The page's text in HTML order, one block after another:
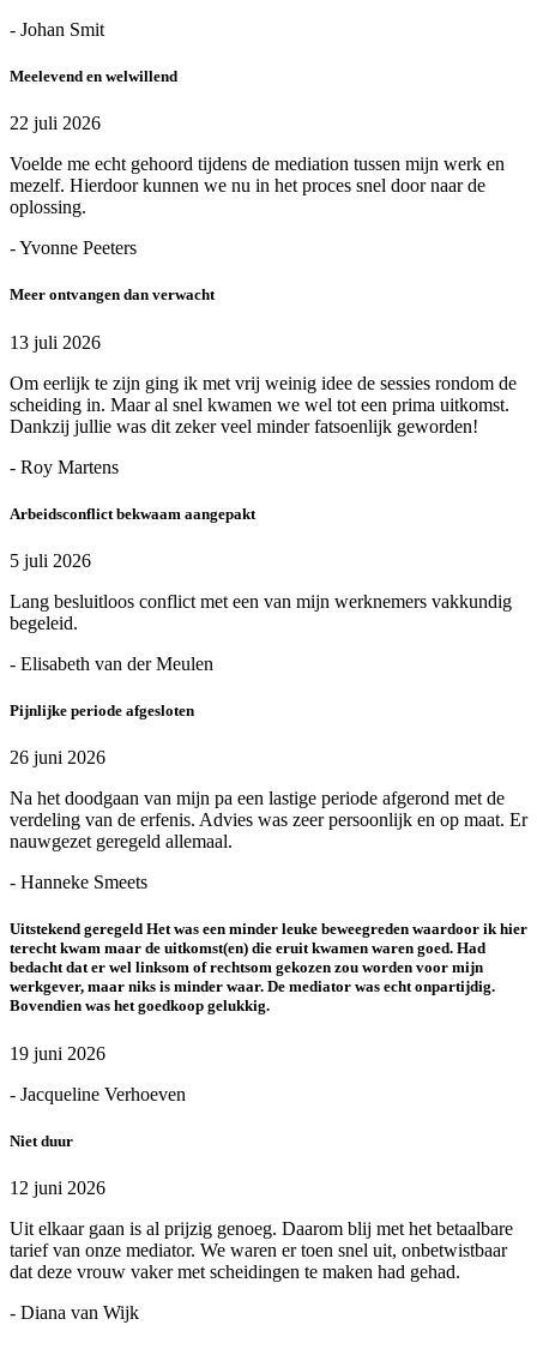
- Johan Smit
Meelevend en welwillend
22 juli 2026
Voelde me echt gehoord tijdens de mediation tussen mijn werk en
mezelf. Hierdoor kunnen we nu in het proces snel door naar de
oplossing.
- Yvonne Peeters
Meer ontvangen dan verwacht
13 juli 2026
Om eerlijk te zijn ging ik met vrij weinig idee de sessies rondom de
scheiding in. Maar al snel kwamen we wel tot een prima uitkomst.
Dankzij jullie was dit zeker veel minder fatsoenlijk geworden!
- Roy Martens
Arbeidsconflict bekwaam aangepakt
5 juli 2026
Lang besluitloos conflict met een van mijn werknemers vakkundig
begeleid.
- Elisabeth van der Meulen
Pijnlijke periode afgesloten
26 juni 2026
Na het doodgaan van mijn pa een lastige periode afgerond met de
verdeling van de erfenis. Advies was zeer persoonlijk en op maat. Er
nauwgezet geregeld allemaal.
- Hanneke Smeets
Uitstekend geregeld Het was een minder leuke beweegreden waardoor ik hier
terecht kwam maar de uitkomst(en) die eruit kwamen waren goed. Had
bedacht dat er wel linksom of rechtsom gekozen zou worden voor mijn
werkgever, maar niks is minder waar. De mediator was echt onpartijdig.
Bovendien was het goedkoop gelukkig.
19 juni 2026
- Jacqueline Verhoeven
Niet duur
12 juni 2026
Uit elkaar gaan is al prijzig genoeg. Daarom blij met het betaalbare
tarief van onze mediator. We waren er toen snel uit, onbetwistbaar
dat deze vrouw vaker met scheidingen te maken had gehad.
- Diana van Wijk